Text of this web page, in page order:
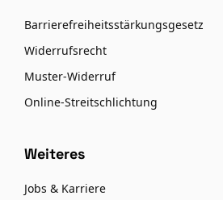
Barrierefreiheitsstärkungsgesetz
Widerrufsrecht
Muster-Widerruf
Online-Streitschlichtung
Weiteres
Jobs & Karriere